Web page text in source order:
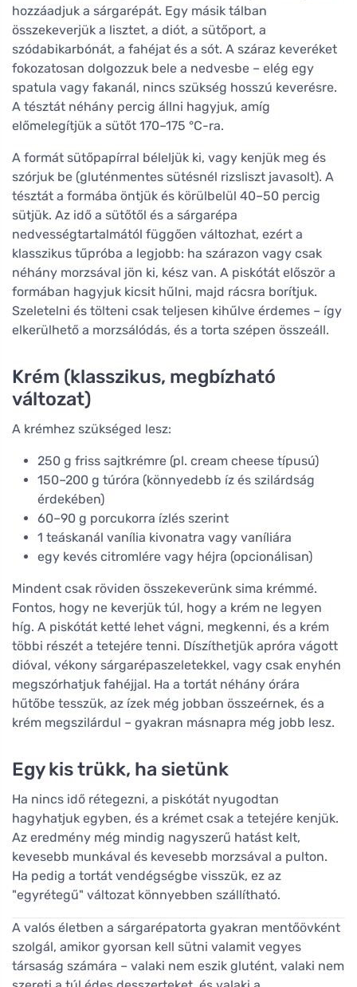
hozzáadjuk a sárgarépát. Egy másik tálban
összekeverjük a lisztet, a diót, a sütőport, a
szódabikarbónát, a fahéjat és a sót. A száraz keveréket
fokozatosan dolgozzuk bele a nedvesbe – elég egy
spatula vagy fakanál, nincs szükség hosszú keverésre.
A tésztát néhány percig állni hagyjuk, amíg
előmelegítjük a sütőt 170–175 °C-ra.
A formát sütőpapírral béleljük ki, vagy kenjük meg és
szórjuk be (gluténmentes sütésnél rizsliszt javasolt). A
tésztát a formába öntjük és körülbelül 40–50 percig
sütjük. Az idő a sütőtől és a sárgarépa
nedvességtartalmától függően változhat, ezért a
klasszikus tűpróba a legjobb: ha szárazon vagy csak
néhány morzsával jön ki, kész van. A piskótát először a
formában hagyjuk kicsit hűlni, majd rácsra borítjuk.
Szeletelni és tölteni csak teljesen kihűlve érdemes – így
elkerülhető a morzsálódás, és a torta szépen összeáll.
Krém (klasszikus, megbízható
változat)
A krémhez szükséged lesz:
250 g friss sajtkrémre (pl. cream cheese típusú)
150–200 g túróra (könnyedebb íz és szilárdság
érdekében)
60–90 g porcukorra ízlés szerint
1 teáskanál vanília kivonatra vagy vaníliára
egy kevés citromlére vagy héjra (opcionálisan)
Mindent csak röviden összekeverünk sima krémmé.
Fontos, hogy ne keverjük túl, hogy a krém ne legyen
híg. A piskótát ketté lehet vágni, megkenni, és a krém
többi részét a tetejére tenni. Díszíthetjük apróra vágott
dióval, vékony sárgarépaszeletekkel, vagy csak enyhén
megszórhatjuk fahéjjal. Ha a tortát néhány órára
hűtőbe tesszük, az ízek még jobban összeérnek, és a
krém megszilárdul – gyakran másnapra még jobb lesz.
Egy kis trükk, ha sietünk
Ha nincs idő rétegezni, a piskótát nyugodtan
hagyhatjuk egyben, és a krémet csak a tetejére kenjük.
Az eredmény még mindig nagyszerű hatást kelt,
kevesebb munkával és kevesebb morzsával a pulton.
Ha pedig a tortát vendégségbe visszük, ez az
"egyrétegű" változat könnyebben szállítható.
A valós életben a sárgarépatorta gyakran mentőövként
szolgál, amikor gyorsan kell sütni valamit vegyes
társaság számára – valaki nem eszik glutént, valaki nem